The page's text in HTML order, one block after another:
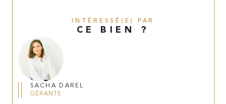
INTÉRESSÉ(E) PAR
CE BIEN ?
SACHA DAREL
GÉRANTE